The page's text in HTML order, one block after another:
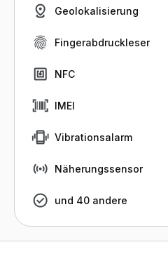
Geolokalisierung
Fingerabdruckleser
NFC
IMEI
Vibrationsalarm
Näherungssensor
und 40 andere